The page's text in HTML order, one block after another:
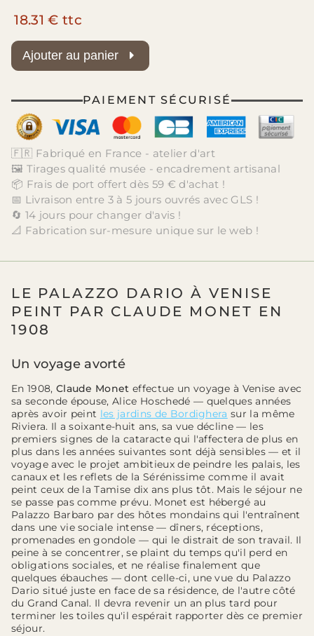
18.31 € ttc
Ajouter au panier
PAIEMENT SÉCURISÉ
🇫🇷 Fabriqué en France - atelier d'art
🖼️ Tirages qualité musée - encadrement artisanal
📦 Frais de port offert dès 59 € d'achat !
📅 Livraison entre 3 à 5 jours ouvrés avec GLS !
🔄 14 jours pour changer d'avis !
📐 Fabrication sur-mesure unique sur le web !
LE PALAZZO DARIO À VENISE
PEINT PAR CLAUDE MONET EN
1908
Un voyage avorté
En 1908, Claude Monet effectue un voyage à Venise avec
sa seconde épouse, Alice Hoschedé — quelques années
après avoir peint les jardins de Bordighera sur la même
Riviera. Il a soixante-huit ans, sa vue décline — les
premiers signes de la cataracte qui l'affectera de plus en
plus dans les années suivantes sont déjà sensibles — et il
voyage avec le projet ambitieux de peindre les palais, les
canaux et les reflets de la Sérénissime comme il avait
peint ceux de la Tamise dix ans plus tôt. Mais le séjour ne
se passe pas comme prévu. Monet est hébergé au
Palazzo Barbaro par des hôtes mondains qui l'entraînent
dans une vie sociale intense — dîners, réceptions,
promenades en gondole — qui le distrait de son travail. Il
peine à se concentrer, se plaint du temps qu'il perd en
obligations sociales, et ne réalise finalement que
quelques ébauches — dont celle-ci, une vue du Palazzo
Dario situé juste en face de sa résidence, de l'autre côté
du Grand Canal. Il devra revenir un an plus tard pour
terminer les toiles qu'il espérait rapporter dès ce premier
séjour.